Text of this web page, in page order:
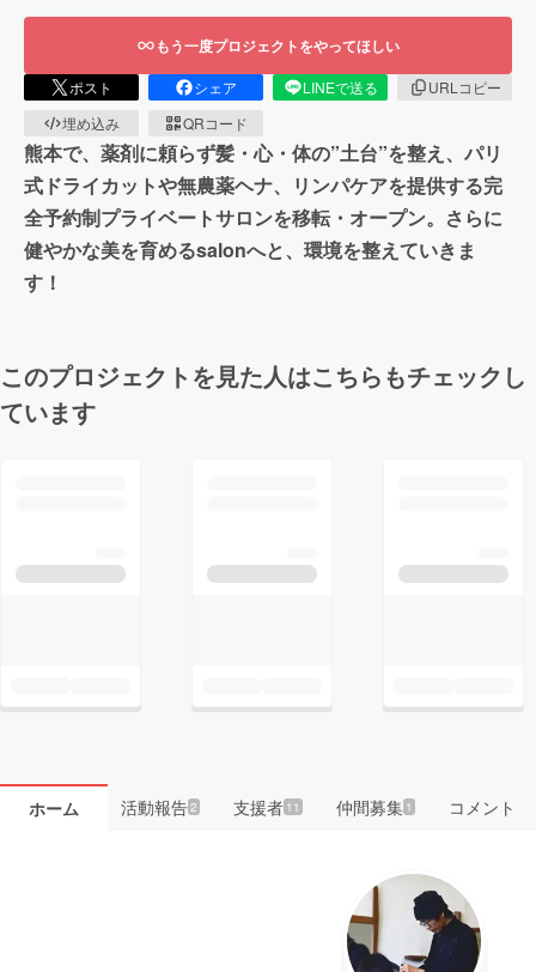
もう一度プロジェクトをやってほしい
ポスト シェア LINEで送る
URLコピー
埋め込み
QRコード
熊本で、薬剤に頼らず髪・心・体の”土台”を整え、パリ
式ドライカットや無農薬ヘナ、リンパケアを提供する完
全予約制プライベートサロンを移転・オープン。さらに
健やかな美を育めるsalonへと、環境を整えていきま
す！
このプロジェクトを見た人はこちらもチェックし
ています
ホーム 活動報告2 支援者 11 仲間募集 1 コメント